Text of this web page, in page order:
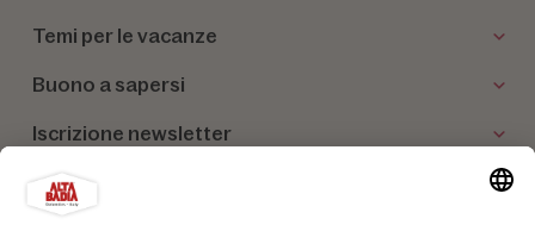
Temi per le vacanze
Buono a sapersi
Iscrizione newsletter